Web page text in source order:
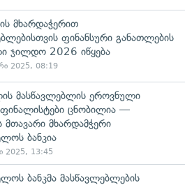
მხარდაჭერით
ფინანსური განათლების
ჯილდო 2026 იწყება
2025, 08:19
მასწავლებლის ეროვნული
ცნობილია —
მთავარი მხარდამჭერი
ბანკია
2025, 13:45
ბანკმა მასწავლებლების